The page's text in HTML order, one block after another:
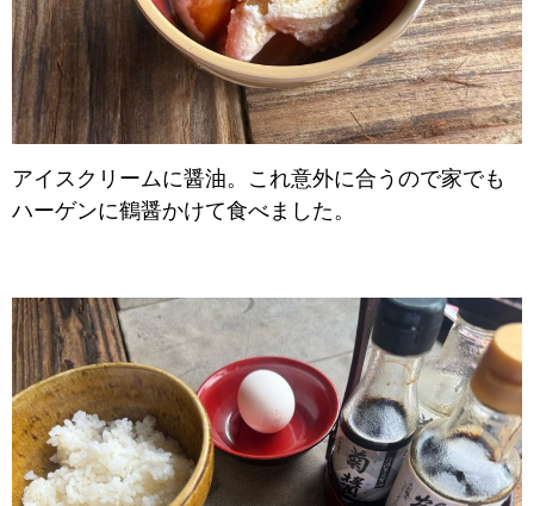
アイスクリームに醤油。これ意外に合うので家でも
ハーゲンに鶴醤かけて食べました。